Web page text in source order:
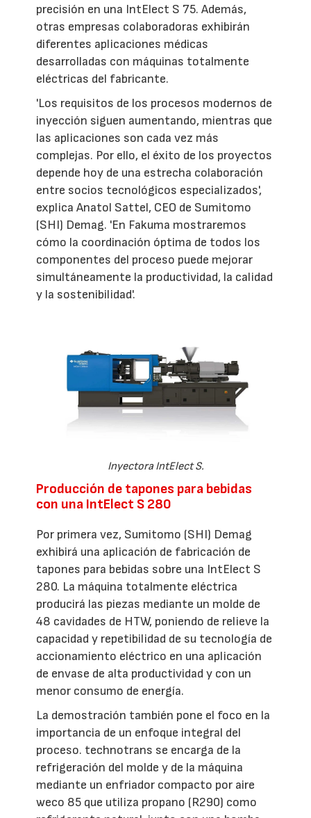
precisión en una IntElect S 75. Además,
otras empresas colaboradoras exhibirán
diferentes aplicaciones médicas
desarrolladas con máquinas totalmente
eléctricas del fabricante.
'Los requisitos de los procesos modernos de
inyección siguen aumentando, mientras que
las aplicaciones son cada vez más
complejas. Por ello, el éxito de los proyectos
depende hoy de una estrecha colaboración
entre socios tecnológicos especializados',
explica Anatol Sattel, CEO de Sumitomo
(SHI) Demag. 'En Fakuma mostraremos
cómo la coordinación óptima de todos los
componentes del proceso puede mejorar
simultáneamente la productividad, la calidad
y la sostenibilidad'.
Inyectora IntElect S.
Producción de tapones para bebidas
con una IntElect S 280
Por primera vez, Sumitomo (SHI) Demag
exhibirá una aplicación de fabricación de
tapones para bebidas sobre una IntElect S
280. La máquina totalmente eléctrica
producirá las piezas mediante un molde de
48 cavidades de HTW, poniendo de relieve la
capacidad y repetibilidad de su tecnología de
accionamiento eléctrico en una aplicación
de envase de alta productividad y con un
menor consumo de energía.
La demostración también pone el foco en la
importancia de un enfoque integral del
proceso. technotrans se encarga de la
refrigeración del molde y de la máquina
mediante un enfriador compacto por aire
weco 85 que utiliza propano (R290) como